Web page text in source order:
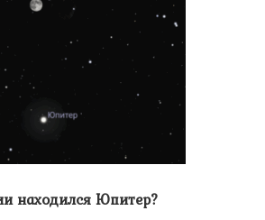
находился Юпитер?